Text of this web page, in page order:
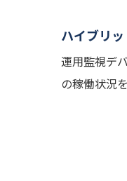
ハイブリ
運用監視デ
の稼働状況